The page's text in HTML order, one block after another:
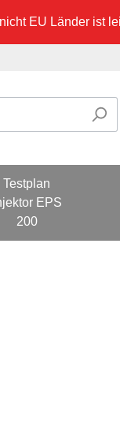
EU Länder ist
Testplan
EPS
200